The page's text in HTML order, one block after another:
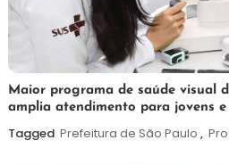
7
de
agosto
Maurilio
Maior programa de saúde visual
amplia atendimento para jovens
Tagged Prefeitura de São Paulo ,